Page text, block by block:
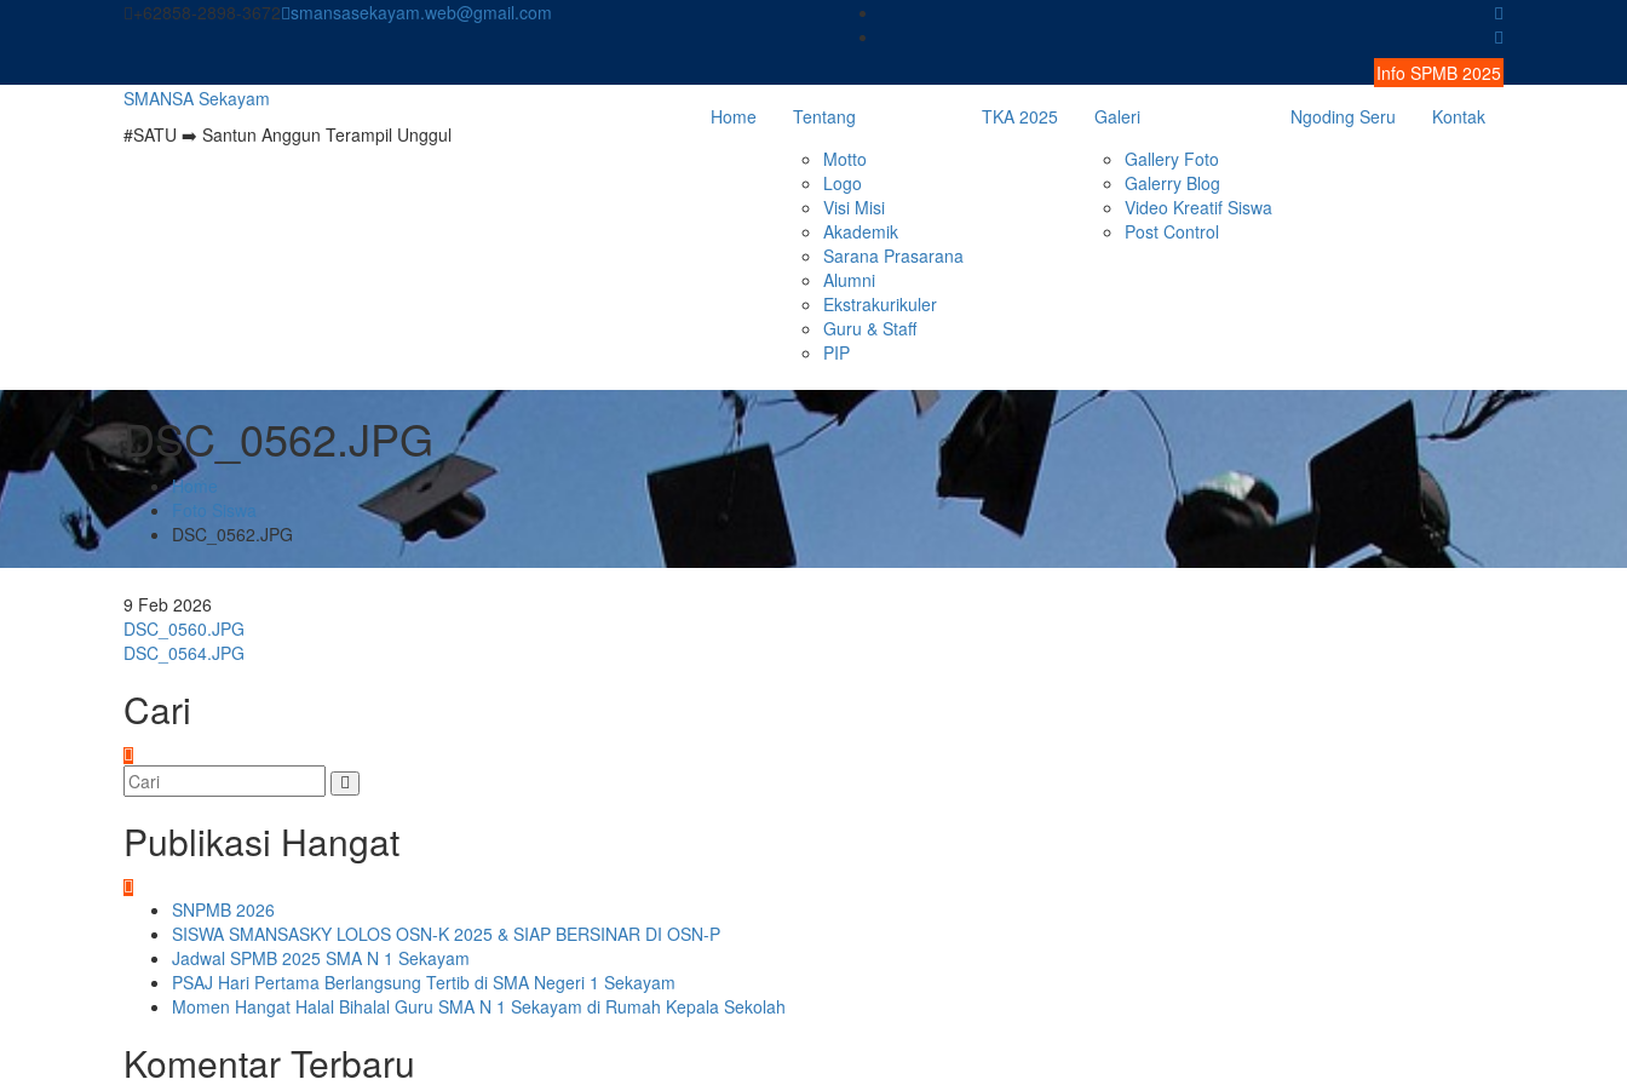
+62858-2898-3672 smansasekayam.web@gmail.com
Info SPMB 2025
SMANSA Sekayam
#SATU ➡️ Santun Anggun Terampil Unggul
Home
Tentang
Motto
Logo
Visi Misi
Akademik
Sarana Prasarana
Alumni
Ekstrakurikuler
Guru & Staff
PIP
TKA 2025
Galeri
Gallery Foto
Galerry Blog
Video Kreatif Siswa
Post Control
Ngoding Seru Kontak
DSC_0562.JPG
Home
Foto Siswa
DSC_0562.JPG
9 Feb 2026
Navigasi
pos
DSC_0560.JPG
DSC_0564.JPG
Cari
Publikasi Hangat
SNPMB 2026
SISWA SMANSASKY LOLOS OSN-K 2025 & SIAP BERSINAR DI OSN-P
Jadwal SPMB 2025 SMA N 1 Sekayam
PSAJ Hari Pertama Berlangsung Tertib di SMA Negeri 1 Sekayam
Momen Hangat Halal Bihalal Guru SMA N 1 Sekayam di Rumah Kepala Sekolah
Komentar Terbaru